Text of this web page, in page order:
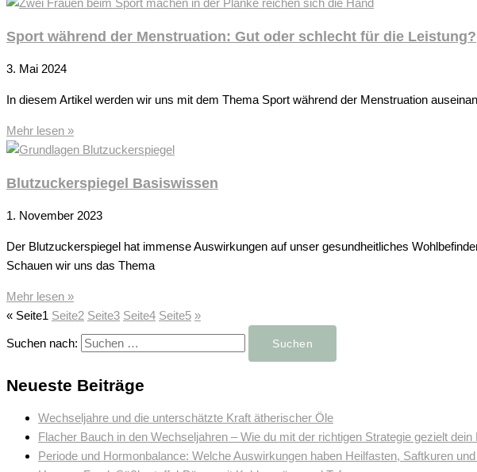
Sport während der Menstruation: Gut oder schlecht für die Leistung?
3. Mai 2024
In diesem Artikel werden wir uns mit dem Thema Sport während der Menstruation
Mehr lesen »
Blutzuckerspiegel Basiswissen
1. November 2023
Der Blutzuckerspiegel hat immense Auswirkungen auf unser gesundheitliches
Schauen wir uns das Thema
Mehr lesen »
« Seite1 Seite2 Seite3 Seite4 Seite5 »
Suchen nach:
Neueste Beiträge
Wechseljahre und die unterschätzte Kraft ätherischer Öle
Flacher Bauch in den Wechseljahren – Wie du mit der richtigen Strategie gezielt
Periode und Hormonbalance: Welche Auswirkungen haben Heilfasten, Saftkuren